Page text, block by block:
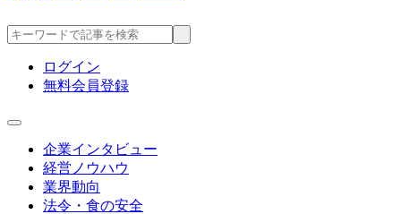
ログイン
無料会員登録
企業インタビュー
経営ノウハウ
業界動向
法令・食の安全